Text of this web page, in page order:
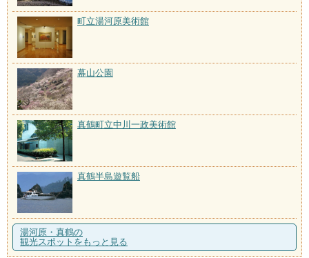
町立湯河原美術館
幕山公園
真鶴町立中川一政美術館
真鶴半島遊覧船
湯河原・真鶴の
観光スポットをもっと見る